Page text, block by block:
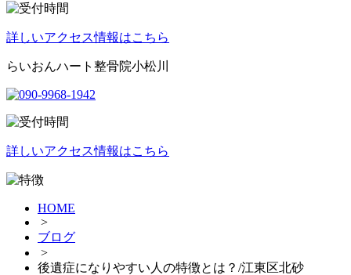
詳しいアクセス情報はこちら
らいおんハート整骨院小松川
詳しいアクセス情報はこちら
HOME
>
ブログ
>
後遺症になりやすい人の特徴とは？/江東区北砂